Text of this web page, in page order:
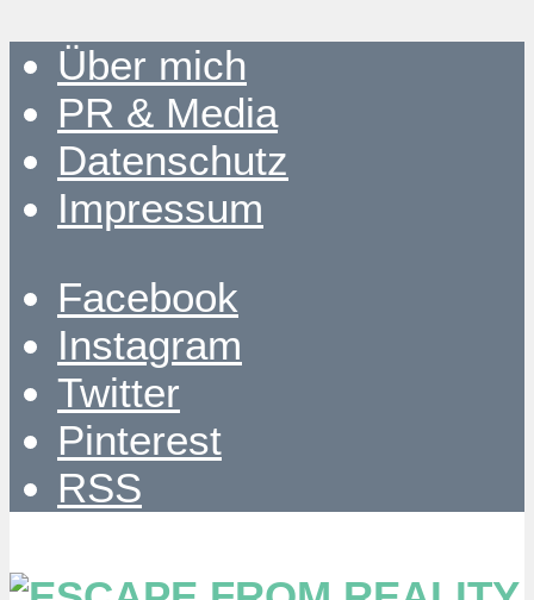
Über mich
PR & Media
Datenschutz
Impressum
Facebook
Instagram
Twitter
Pinterest
RSS